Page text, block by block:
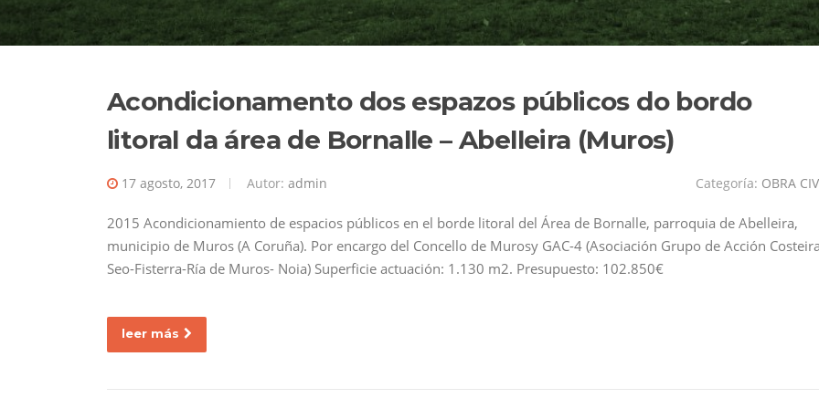
Acondicionamento dos espazos públicos do bordo
litoral da área de Bornalle – Abelleira (Muros)
17 agosto, 2017 Autor: admin Categoría: OBRA
2015 Acondicionamiento de espacios públicos en el borde litoral del Área de Bornalle, parroquia de Abelleira,
municipio de Muros (A Coruña). Por encargo del Concello de Murosy GAC-4 (Asociación Grupo de Acción
Seo-Fisterra-Ría de Muros- Noia) Superficie actuación: 1.130 m2. Presupuesto: 102.850€
leer más